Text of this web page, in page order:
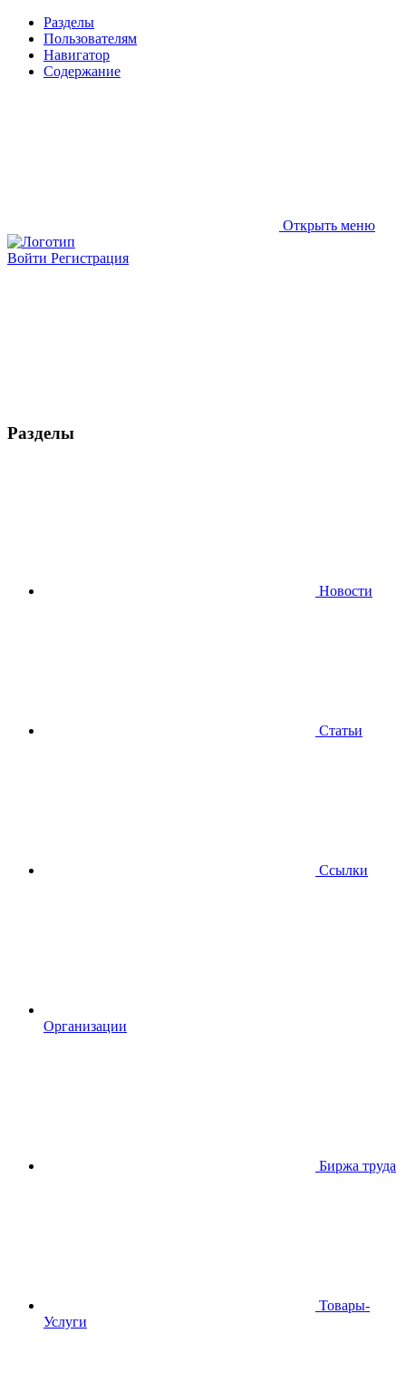
Разделы
Пользователям
Навигатор
Содержание
Открыть меню
Войти Регистрация
Разделы
Новости
Статьи
Ссылки
Организации
Биржа труда
Товары-
Услуги